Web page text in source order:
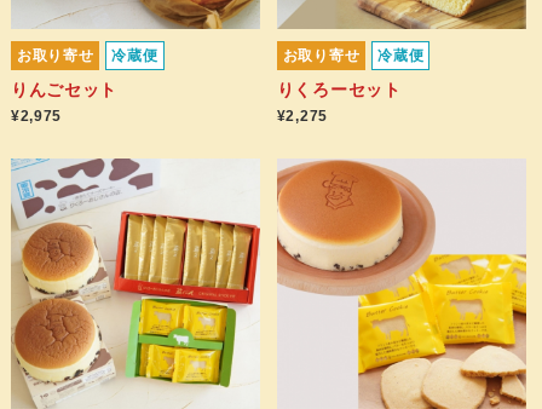
お取り寄せ 冷蔵便
りんごセット
¥2,975
お取り寄せ 冷蔵便
りくろーセット
¥2,275